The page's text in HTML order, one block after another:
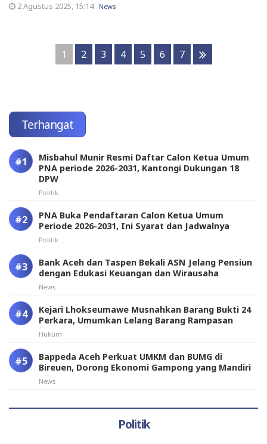
2 Agustus 2025, 15:14 News
1 2 3 4 5 6 7
Terhangat
Misbahul Munir Resmi Daftar Calon Ketua Umum
PNA periode 2026-2031, Kantongi Dukungan 18
DPW
Politik
PNA Buka Pendaftaran Calon Ketua Umum
Periode 2026-2031, Ini Syarat dan Jadwalnya
Politik
Bank Aceh dan Taspen Bekali ASN Jelang Pensiun
dengan Edukasi Keuangan dan Wirausaha
News
Kejari Lhokseumawe Musnahkan Barang Bukti 24
Perkara, Umumkan Lelang Barang Rampasan
Hukum
Bappeda Aceh Perkuat UMKM dan BUMG di
Bireuen, Dorong Ekonomi Gampong yang Mandiri
News
Politik